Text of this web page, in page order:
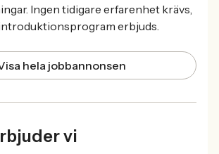
Ingen tidigare erfarenhet krävs,
erbjuds.
hela jobbannonsen
vi